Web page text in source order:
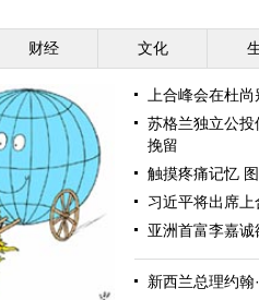
财经 文化
上合峰会在杜
苏格兰独立公
挽留
触摸疼痛记忆
习近平将出席
亚洲首富李嘉
新西兰总理约翰